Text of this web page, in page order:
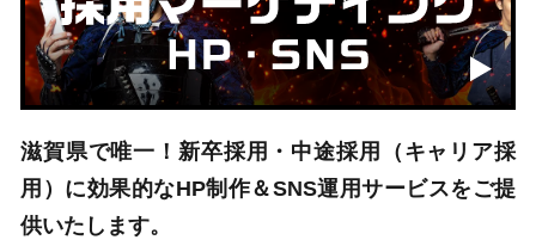
滋賀県で唯一！新卒採用・中途採用（キャリア採
用）に効果的なHP制作＆SNS運用サービスをご提
供いたします。